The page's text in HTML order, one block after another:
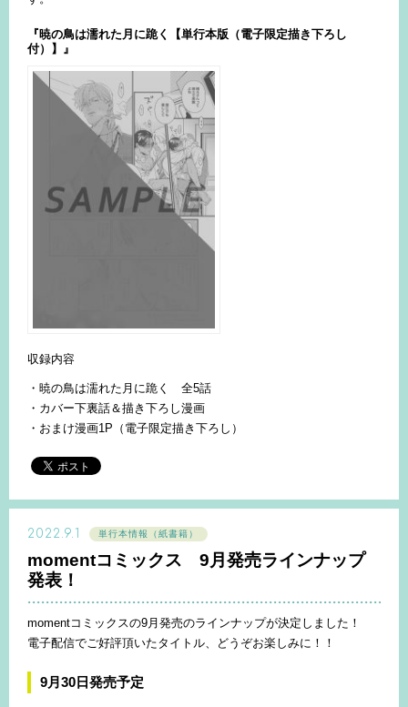
『暁の鳥は濡れた月に跪く【単行本版（電子限定描き下ろし
付）】』
収録内容
・暁の鳥は濡れた月に跪く 全5話
・カバー下裏話＆描き下ろし漫画
・おまけ漫画1P（電子限定描き下ろし）
2022.9.1 単行本情報（紙書籍）
momentコミックス 9月発売ラインナップ
発表！
momentコミックスの9月発売のラインナップが決定しました！
電子配信でご好評頂いたタイトル、どうぞお楽しみに！！
9月30日発売予定